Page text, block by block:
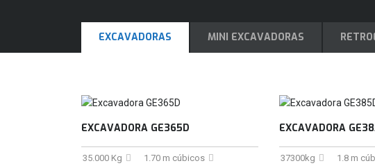
EXCAVADORAS MINI EXCAVADORAS
EXCAVADORA GE365D
35.000 Kg
1.70 m cúbicos
EXCAVADORA
37300kg
1.8 m